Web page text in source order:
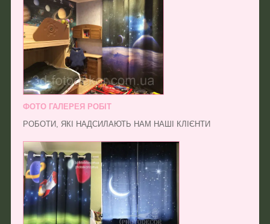
ФОТО ГАЛЕРЕЯ РОБІТ
РОБОТИ, ЯКІ НАДСИЛАЮТЬ НАМ НАШІ КЛІЄНТИ